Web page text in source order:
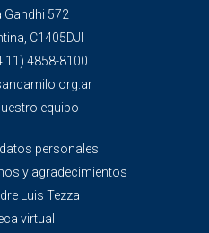
Gandhi 572
C1405DJI
11) 4858-8100
equipo
personales
y agradecimientos
Luis Tezza
virtual